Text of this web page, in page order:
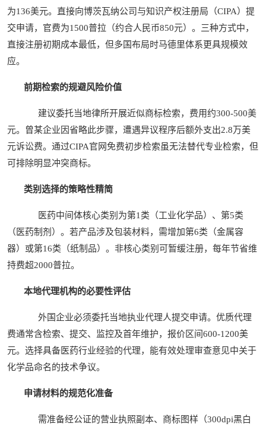
为136美元。直接向博茨瓦纳公司与知识产权注册局（CIPA）提
交申请，官费为1500普拉（约合人民币850元）。三种方式中，
直接注册初期成本最低，但多国布局时马德里体系更具规模效
应。
前期检索的规避风险价值
建议委托当地律所开展近似商标检索，费用约300-500美
元。曾某企业因省略此步骤，遭遇异议程序后额外支出2.8万美
元诉讼费。通过CIPA官网免费初步检索虽无法替代专业检索，但
可排除明显冲突商标。
类别选择的策略性精简
医药中间体核心类别为第1类（工业化学品）、第5类
（医药制剂）。若产品涉及包装材料，需增加第6类（金属容
器）或第16类（纸制品）。非核心类别可暂缓注册，每年节省维
持费超2000普拉。
本地代理机构的必要性评估
外国企业必须委托当地执业代理人提交申请。优质代理
费通常含检索、提交、监控及首年维护，报价区间600-1200美
元。选择具备医药行业经验的代理，能有效处理审查意见中关于
化学品命名的技术争议。
申请材料的规范化准备
需准备经公证的营业执照副本、商标图样（300dpi黑白